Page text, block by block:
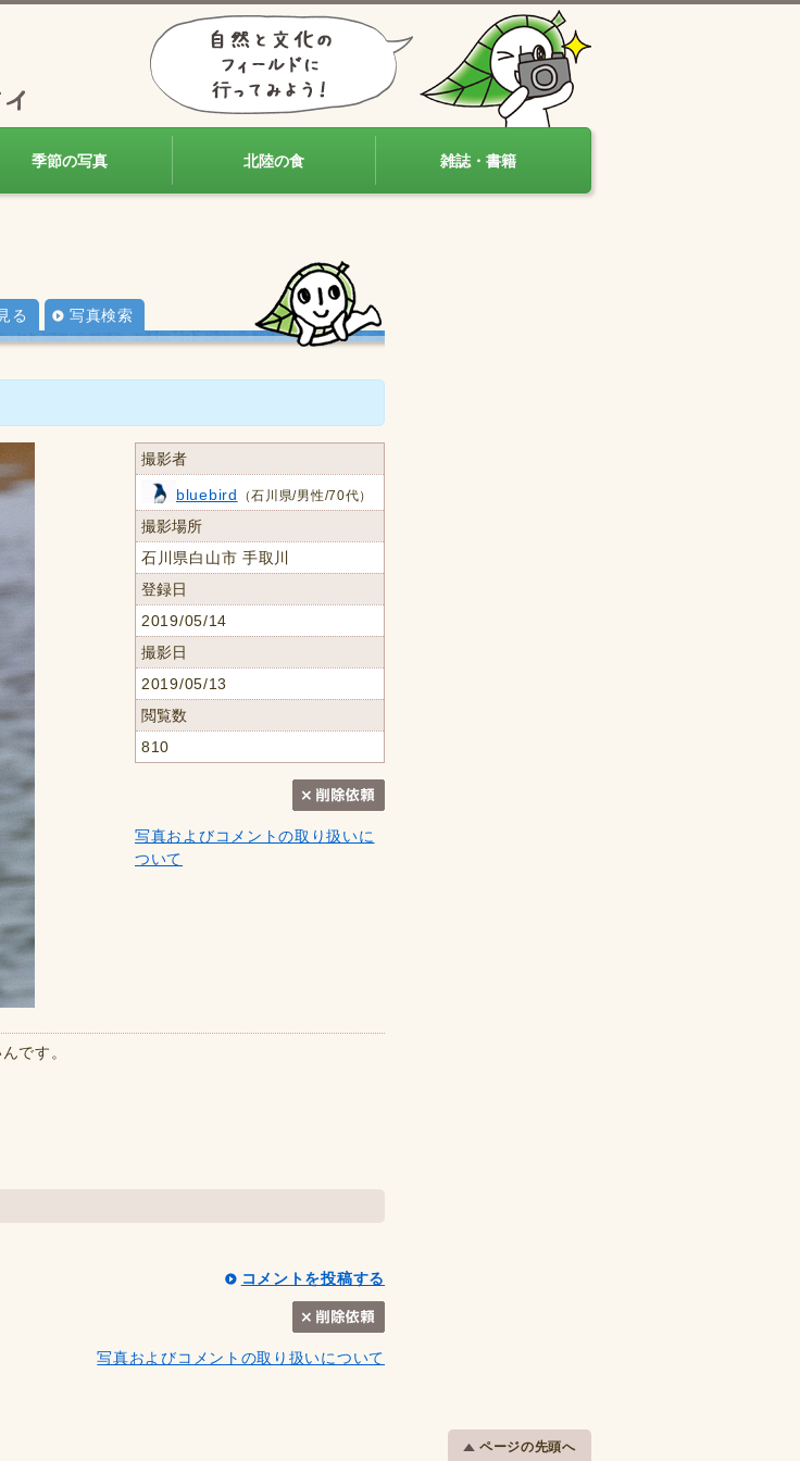
季節の写真 北陸の食 雑誌・書籍
る 写真検索
撮影者
bluebird （石川県/男性/70代）
撮影場所
石川県白山市 手取川
登録日
2019/05/14
撮影日
2019/05/13
閲覧数
810
写真およびコメントの取り扱いに
ついて
です。
コメントを投稿する
写真およびコメントの取り扱いについて
ページの先頭へ